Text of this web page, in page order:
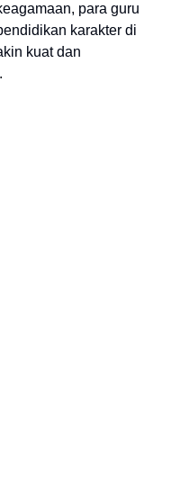
para guru
karakter di
kuat dan